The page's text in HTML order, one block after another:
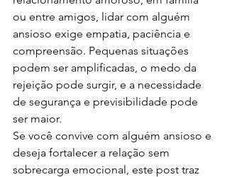
ou entre amigos, lidar com alguém
ansioso exige empatia, paciência e
compreensão. Pequenas situações
podem ser amplificadas, o medo da
rejeição pode surgir, e a necessidade
de segurança e previsibilidade pode
ser maior.
Se você convive com alguém ansioso e
deseja fortalecer a relação sem
sobrecarga emocional, este post traz